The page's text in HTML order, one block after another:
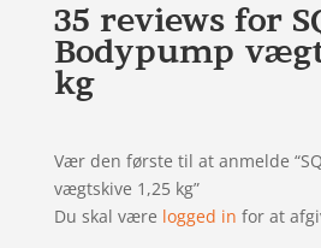
35 reviews for
Bodypump
kg
Vær den første til at anmelde
vægtskive 1,25 kg”
Du skal være logged in for at